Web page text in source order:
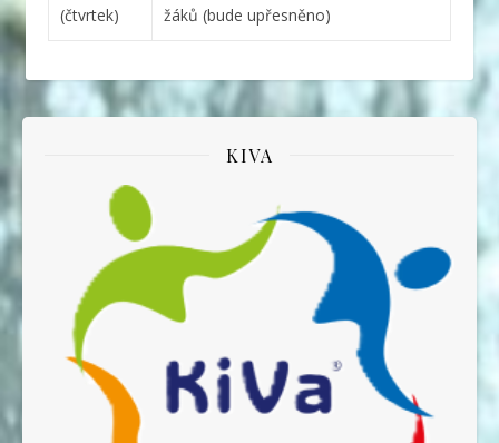
(čtvrtek)
žáků (bude upřesněno)
KIVA